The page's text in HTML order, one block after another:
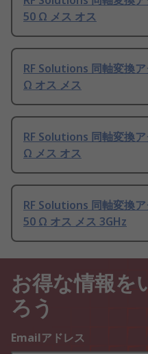
50 Ω メス オス
RF Solutions 同軸変換
Ω オス メス
RF Solutions 同軸変換
Ω メス オス
RF Solutions 同軸変換
50 Ω オス メス 3GHz
お得な情報を
ろう
Emailアドレス